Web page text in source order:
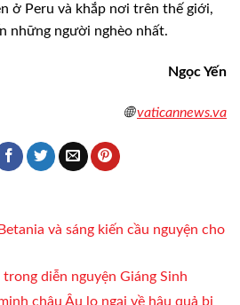
ở Peru và khắp nơi trên thế giới,
những người nghèo nhất.
Ngọc Yến
🌐 vaticannews.va
và sáng kiến cầu nguyện cho
diễn nguyện Giáng Sinh
châu Âu lo ngại về hậu quả bi